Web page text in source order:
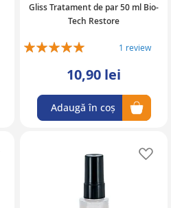
Gliss Tratament de par 50 ml Bio-
Tech Restore
Rating:
1 review
10,90 lei
Adaugă în coș
Adaugă în lista de favorite